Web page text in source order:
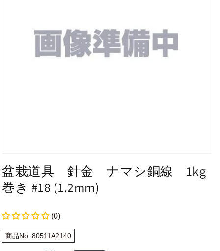
盆栽道具 針金 ナマシ銅線 1kg
巻き #18 (1.2mm)
(0)
商品No. 80511A2140